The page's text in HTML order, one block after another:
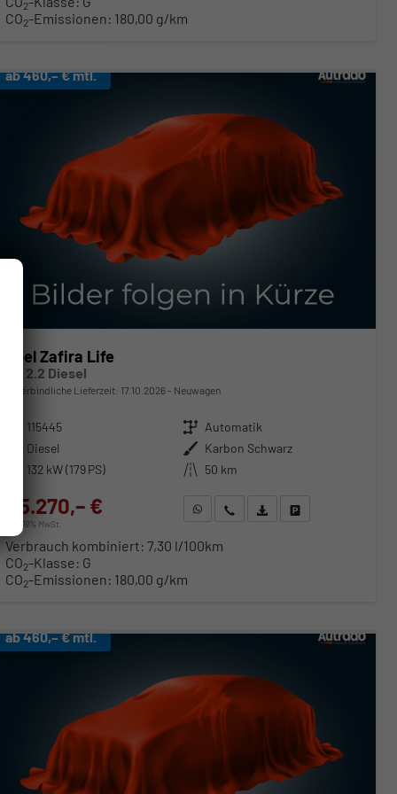
2
CO2-Emissionen: 180,00 g/km
ab 460,– € mtl.
Opel Zafira Life
GS 2.2 Diesel
unverbindliche Lieferzeit: 17.10.2026 Neuwagen
115445 Getriebe Automatik
Diesel Außenfarbe Karbon Schwarz
132 kW (179 PS) Kilometerstand 50 km
45.270,– €
incl. 19% MwSt.
WhatsApp anfragen
Wir rufen Sie anFahrzeugexposé (PDF)
Fahrzeug parken
Verbrauch kombiniert: 7,30 l/100km
CO2-Klasse: G
CO2-Emissionen: 180,00 g/km
ab 460,– € mtl.